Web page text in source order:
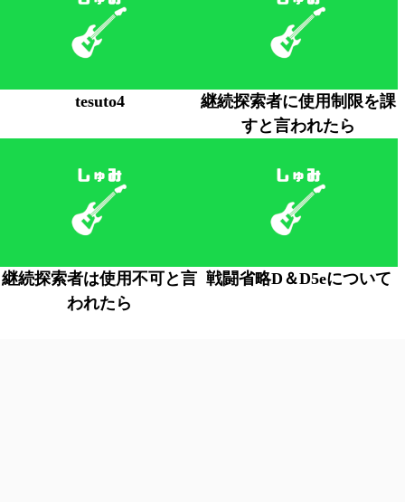
tesuto4
継続探索者に使用制限を課
すと言われたら
継続探索者は使用不可と言
われたら
戦闘省略D＆D5eについて